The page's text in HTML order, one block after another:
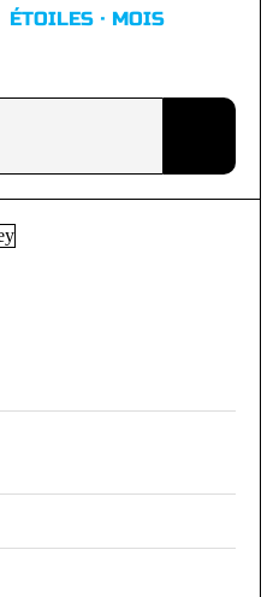
ÉTOILES · MOIS